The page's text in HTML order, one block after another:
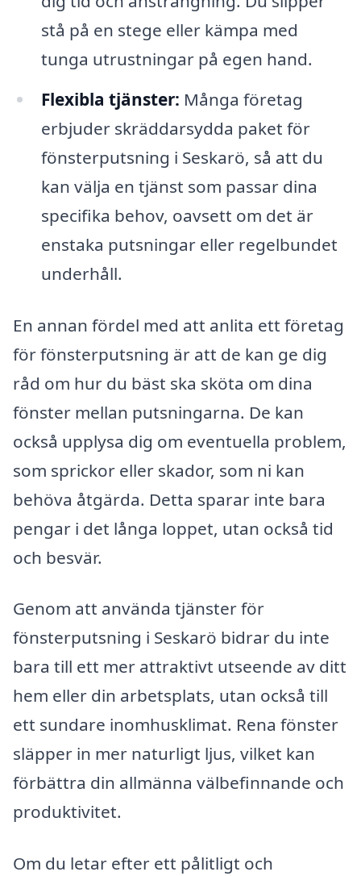
stå på en stege eller kämpa med
tunga utrustningar på egen hand.
Flexibla tjänster: Många företag
erbjuder skräddarsydda paket för
fönsterputsning i Seskarö, så att du
kan välja en tjänst som passar dina
specifika behov, oavsett om det är
enstaka putsningar eller regelbundet
underhåll.
En annan fördel med att anlita ett företag
för fönsterputsning är att de kan ge dig
råd om hur du bäst ska sköta om dina
fönster mellan putsningarna. De kan
också upplysa dig om eventuella problem,
som sprickor eller skador, som ni kan
behöva åtgärda. Detta sparar inte bara
pengar i det långa loppet, utan också tid
och besvär.
Genom att använda tjänster för
fönsterputsning i Seskarö bidrar du inte
bara till ett mer attraktivt utseende av ditt
hem eller din arbetsplats, utan också till
ett sundare inomhusklimat. Rena fönster
släpper in mer naturligt ljus, vilket kan
förbättra din allmänna välbefinnande och
produktivitet.
Om du letar efter ett pålitligt och